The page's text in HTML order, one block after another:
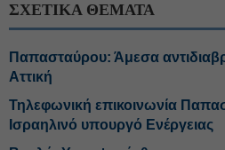
ΣΧΕΤΙΚΑ ΘΕΜΑΤΑ
Παπασταύρου: Άμεσα
Αττική
Τηλεφωνική επικοινωνία
Ισραηλινό υπουργό Ενέργειας